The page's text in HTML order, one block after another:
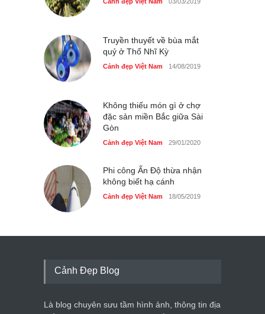
Truyền thuyết về bùa mắt
quỷ ở Thổ Nhĩ Kỳ
Cảnh đẹp Việt Nam 14/08/2019
Không thiếu món gì ở chợ
đặc sản miền Bắc giữa Sài
Gòn
Cảnh đẹp Việt Nam 29/01/2020
Phi công Ấn Độ thừa nhận
không biết hạ cánh
Cảnh đẹp Việt Nam 18/05/2019
Cảnh Đẹp Blog
Là blog chuyên sưu tầm hình ảnh, thông tin địa